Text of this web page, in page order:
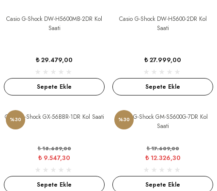
Casio G-Shock DW-H5600MB-2DR Kol
Saati
₺ 29.479,00
Sepete Ekle
Casio G-Shock DW-H5600-2DR Kol
Saati
₺ 27.999,00
Sepete Ekle
%30
Casio G-Shock GX-56BBR-1DR Kol Saati
₺ 13.639,00
₺ 9.547,30
Sepete Ekle
%30
Casio G-Shock GM-S5600G-7DR Kol
Saati
₺ 17.609,00
₺ 12.326,30
Sepete Ekle